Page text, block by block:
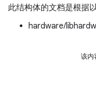
此结构体的文档是根据
hardware/
该内